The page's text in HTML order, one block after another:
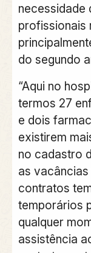
necessidade
profissionais
do segundo
“Aqui no
termos 27
e dois
existirem
no cadastro
as
contratos
temporários
qualquer
assistência